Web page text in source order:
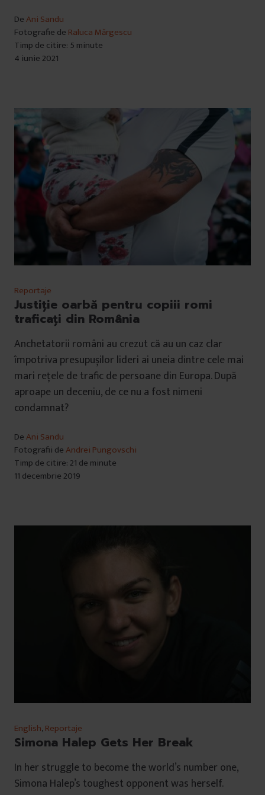
DeAni Sandu
Fotografie de Raluca Mărgescu
Timp de citire: 5 minute
4 iunie 2021
Reportaje
Justiție oarbă pentru copiii romi
traficați din România
Anchetatorii români au crezut că au un caz clar
împotriva presupușilor lideri ai uneia dintre cele mai
mari rețele de trafic de persoane din Europa. După
aproape un deceniu, de ce nu a fost nimeni
condamnat?
DeAni Sandu
Fotografii deAndrei Pungovschi
Timp de citire: 21 de minute
11 decembrie 2019
English,Reportaje
Simona Halep Gets Her Break
In her struggle to become the world’s number one,
Simona Halep’s toughest opponent was herself.